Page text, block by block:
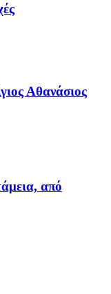
Αθανάσιος
από